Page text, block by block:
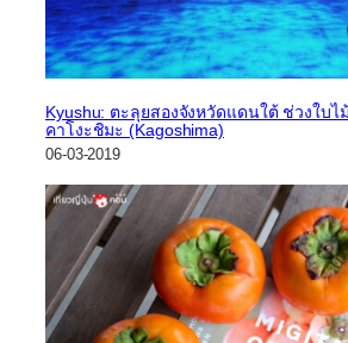
Kyushu: ตะลุยสองจังหวัดแดนใต้ ช่วงใบไ
คาโงะชิมะ (Kagoshima)
06-03-2019